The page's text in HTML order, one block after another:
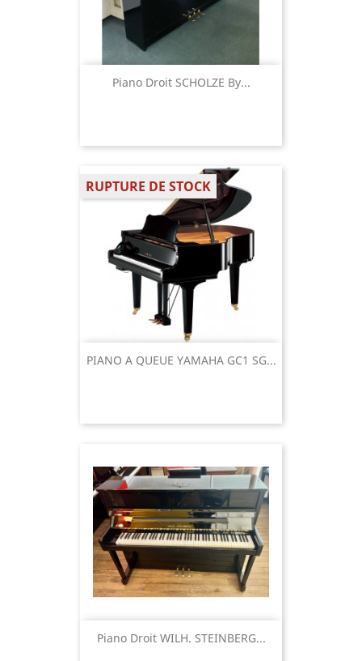
Piano Droit SCHOLZE By...
PIANO A QUEUE YAMAHA GC1 SG...
RUPTURE DE STOCK
Piano Droit WILH. STEINBERG...